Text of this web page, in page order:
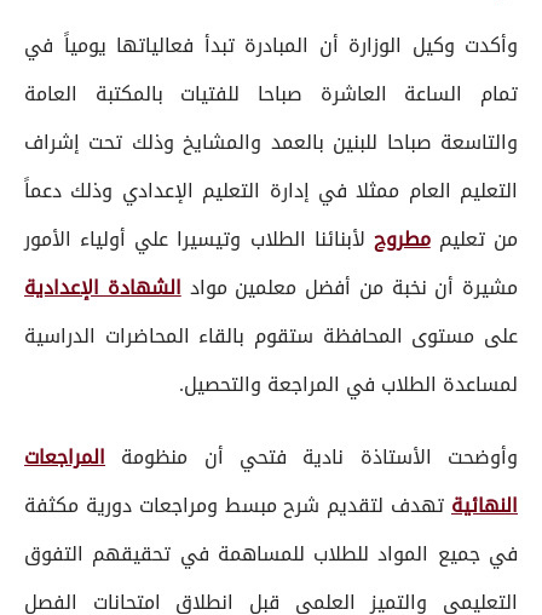
وأكدت وكيل الوزارة أن المبادرة تبدأ فعالياتها يومياً في
تمام الساعة العاشرة صباحا للفتيات بالمكتبة العامة
والتاسعة صباحا للبنين بالعمد والمشايخ وذلك تحت إشراف
التعليم العام ممثلا في إدارة التعليم الإعدادي وذلك دعماً
من تعليممطروح لأبنائنا الطلاب وتيسيرا علي أولياء الأمور
مشيرة أن نخبة من أفضل معلمين موادالشهادة الإعدادية
على مستوى المحافظة ستقوم بالقاء المحاضرات الدراسية
لمساعدة الطلاب في المراجعة والتحصيل.
وأوضحت الأستاذة نادية فتحي أن منظومة المراجعات
النهائيةتهدف لتقديم شرح مبسط ومراجعات دورية مكثفة
في جميع المواد للطلاب للمساهمة في تحقيقهم التفوق
التعليمي والتميز العلمي قبل انطلاق امتحانات الفصل